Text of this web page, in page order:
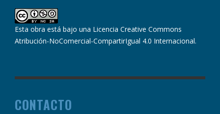
Esta obra está bajo una Licencia Creative Commons
Atribución-NoComercial-CompartirIgual 4.0 Internacional.
CONTACTO